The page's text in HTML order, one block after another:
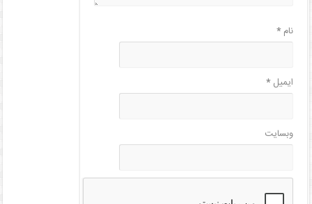
نام*
ایمیل*
وبسایت